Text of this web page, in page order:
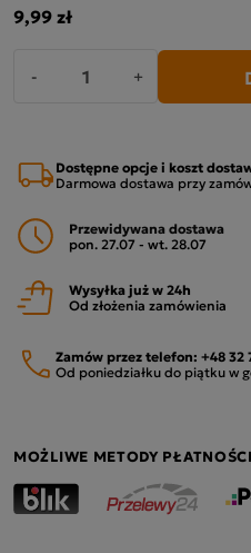
9,99 zł
- +
Dostępne opcje i koszt
Darmowa dostawa przy
Przewidywana dostawa
pon. 27.07 - wt. 28.07
Wysyłka już w 24h
Od złożenia zamówienia
Zamów przez telefon: +48 32
Od poniedziałku do piątku w
MOŻLIWE METODY PŁATNOŚCI